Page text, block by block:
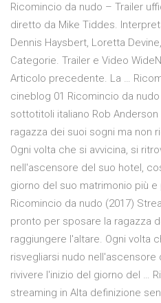
Ricomincio da nudo – Trailer
diretto da Mike Tiddes.
Dennis Haysbert, Loretta
Categorie. Trailer e Video
Articolo precedente. La …
cineblog 01 Ricomincio da
sottotitoli italiano Rob
ragazza dei suoi sogni ma non
Ogni volta che si avvicina, si
nell'ascensore del suo hotel,
giorno del suo matrimonio più e
Ricomincio da nudo (2017)
pronto per sposare la ragazza
raggiungere l'altare. Ogni volta
risvegliarsi nudo
rivivere l'inizio del giorno del …
streaming in Alta definizione